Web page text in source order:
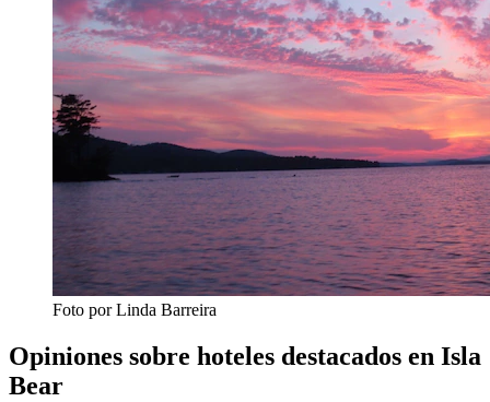
Foto por Linda Barreira
Opiniones sobre hoteles destacados en Isla
Bear